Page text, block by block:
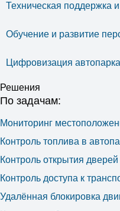
Техническая поддержка
Обучение и развитие
Цифровизация
Решения
По задачам:
Мониторинг
Контроль топлива в
Контроль открытия дверей
Контроль доступа к
Удалённая блокировка